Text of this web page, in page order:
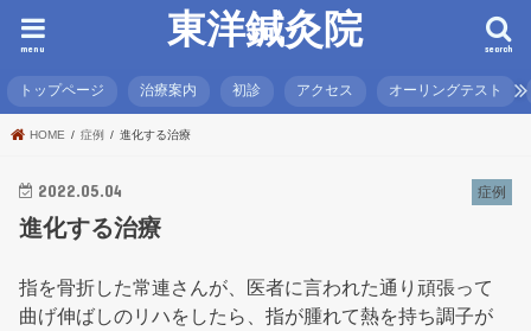
東洋鍼灸院 search
menu
トップページ 治療案内 初診 アクセス オーリングテスト
HOME 症例 進化する治療
症例
2022.05.04
進化する治療
指を骨折した常連さんが、医者に言われた通り頑張って
曲げ伸ばしのリハをしたら、指が腫れて熱を持ち調子が